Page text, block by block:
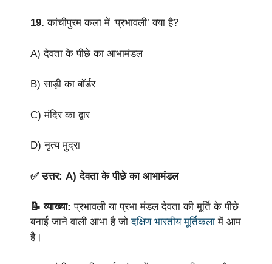
19.कांचीपुरम कला में ‘प्रभावली’ क्या है?
A) देवता के पीछे का आभामंडल
B) साड़ी का बॉर्डर
C) मंदिर का द्वार
D) नृत्य मुद्रा
✅ उत्तर: A) देवता के पीछे का आभामंडल
📝 व्याख्या:प्रभावली या प्रभा मंडल देवता की मूर्ति के पीछे
बनाई जाने वाली आभा है जोदक्षिण भारतीय मूर्तिकला में आम
है।